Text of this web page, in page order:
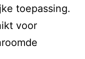
toepassing.
voor